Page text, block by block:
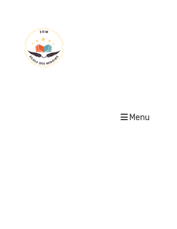
Menu